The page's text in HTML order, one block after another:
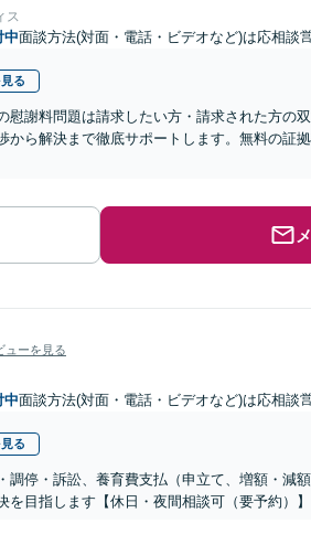
ス
中面談方法(対面・電話・ビデオなど)は応相談
る
慰謝料問題は請求したい方・請求された方の
から解決まで徹底サポートします。無料の証
ューを見る
中面談方法(対面・電話・ビデオなど)は応相談
る
調停・訴訟、養育費支払（申立て、増額・減
目指します【休日・夜間相談可（要予約）】